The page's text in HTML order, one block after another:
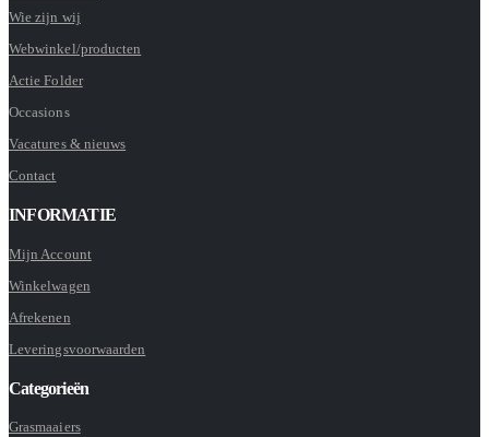
Wie zijn wij
Webwinkel/producten
Actie Folder
Occasions
Vacatures & nieuws
Contact
INFORMATIE
Mijn Account
Winkelwagen
Afrekenen
Leveringsvoorwaarden
Categorieën
Grasmaaiers